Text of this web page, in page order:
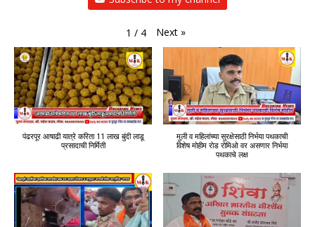
1 / 4 Next »
पंढरपूर आषाढी यात्रे करिता 11 लाख बुंदी लाडू
प्रसादाची निर्मिती
मुली व महिलांच्या सुरक्षेसाठी निर्भया पथकाची
विशेष मोहीम रोड रोमिओ वर असणार निर्भया
पथकाचे लक्ष